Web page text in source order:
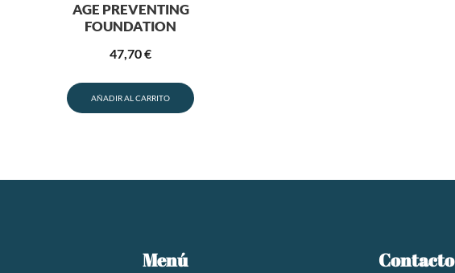
AGE PREVENTING
FOUNDATION
47,70€
AÑADIR AL CARRITO
Menú Contacto